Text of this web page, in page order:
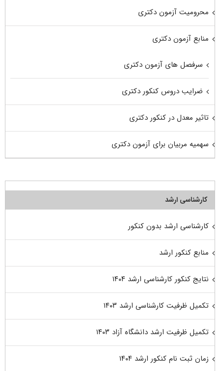
محرومیت آزمون دکتری
منابع آزمون دکتری
سرفصل های آزمون دکتری
ضرایب دروس کنکور دکتری
تاثیر معدل در کنکور دکتری
سهمیه مربیان برای آزمون دکتری
کارشناسی ارشد
کارشناسی ارشد بدون کنکور
منابع کنکور ارشد
نتایج کنکور کارشناسی ارشد ۱۴۰۴
تکمیل ظرفیت کارشناسی ارشد ۱۴۰۳
تکمیل ظرفیت ارشد دانشگاه آزاد ۱۴۰۳
زمان ثبت نام کنکور ارشد ۱۴۰۴